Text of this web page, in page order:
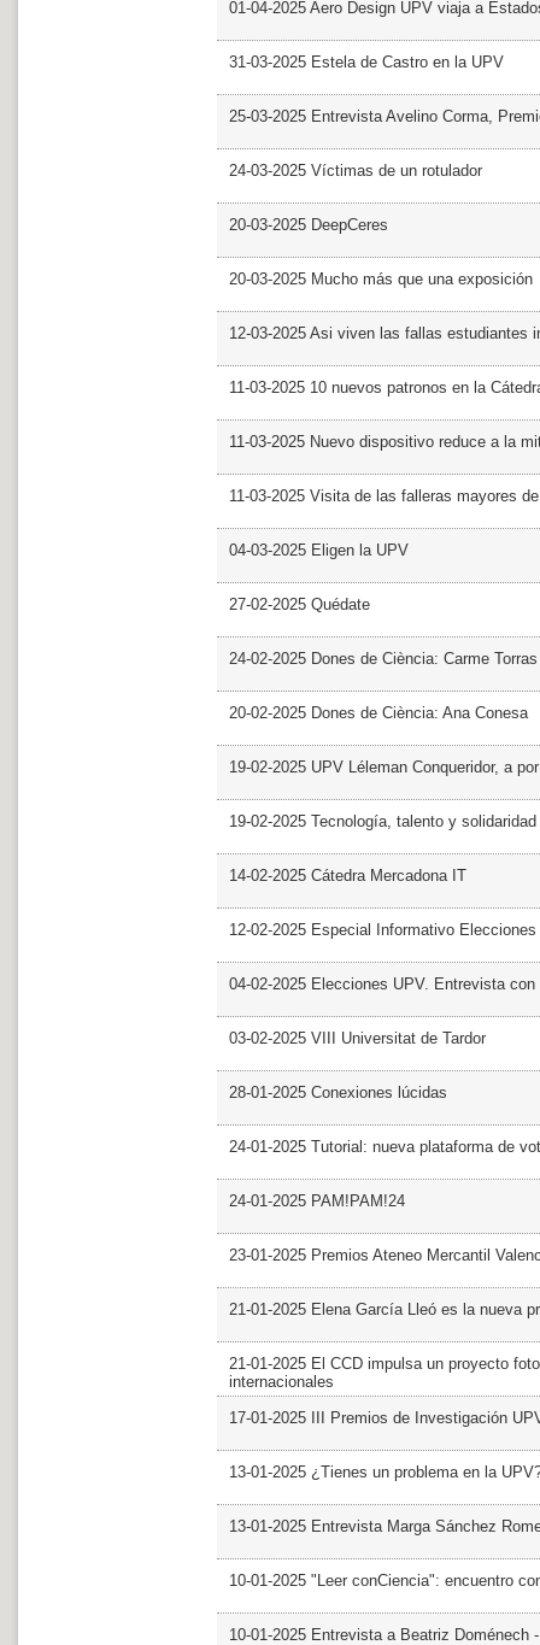
01-04-2025 Aero Design UPV viaja a
31-03-2025 Estela de Castro en la UPV
25-03-2025 Entrevista Avelino Corma,
24-03-2025 Víctimas de un rotulador
20-03-2025 DeepCeres
20-03-2025 Mucho más que una exposición
12-03-2025 Asi viven las fallas estudiantes
11-03-2025 10 nuevos patronos en la
11-03-2025 Nuevo dispositivo reduce a la
11-03-2025 Visita de las falleras mayores
04-03-2025 Eligen la UPV
27-02-2025 Quédate
24-02-2025 Dones de Ciència: Carme Torras
20-02-2025 Dones de Ciència: Ana Conesa
19-02-2025 UPV Léleman Conqueridor, a
19-02-2025 Tecnología, talento y
14-02-2025 Cátedra Mercadona IT
12-02-2025 Especial Informativo Elecciones
04-02-2025 Elecciones UPV. Entrevista con
03-02-2025 VIII Universitat de Tardor
28-01-2025 Conexiones lúcidas
24-01-2025 Tutorial: nueva plataforma de
24-01-2025 PAM!PAM!24
23-01-2025 Premios Ateneo Mercantil
21-01-2025 Elena García Lleó es la nueva
21-01-2025 El CCD impulsa un proyecto
internacionales
17-01-2025 III Premios de Investigación
13-01-2025 ¿Tienes un problema en la
13-01-2025 Entrevista Marga Sánchez
10-01-2025 "Leer conCiencia": encuentro
10-01-2025 Entrevista a Beatriz Doménech